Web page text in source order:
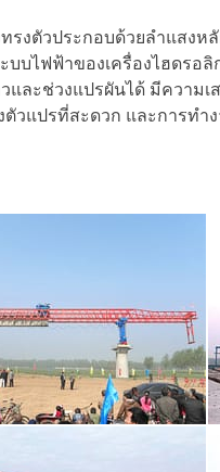
รงตัวประกอบด้วยลำแสง
บบไฟฟ้าของเครื่องไฮดรอ
และช่วงแปรผันได้ มีความ
ตัวแปรที่สะดวก และการทำ